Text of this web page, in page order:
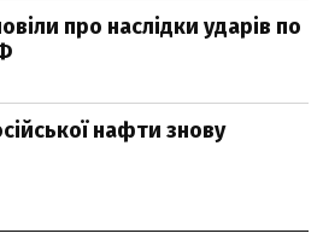
про наслідки ударів по
нафти знову